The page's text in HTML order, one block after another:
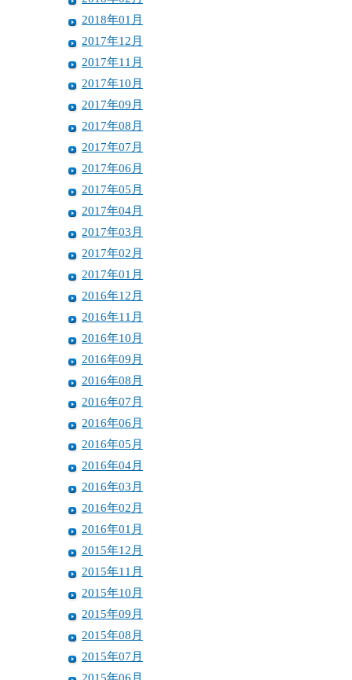
2018年01月
2017年12月
2017年11月
2017年10月
2017年09月
2017年08月
2017年07月
2017年06月
2017年05月
2017年04月
2017年03月
2017年02月
2017年01月
2016年12月
2016年11月
2016年10月
2016年09月
2016年08月
2016年07月
2016年06月
2016年05月
2016年04月
2016年03月
2016年02月
2016年01月
2015年12月
2015年11月
2015年10月
2015年09月
2015年08月
2015年07月
2015年06月